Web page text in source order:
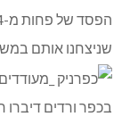
שניצחנו אותם
בכפר ורדים דיברו